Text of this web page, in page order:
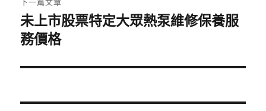
下
一
文
未上市股票特定大眾熱泵維修保養服
務價格